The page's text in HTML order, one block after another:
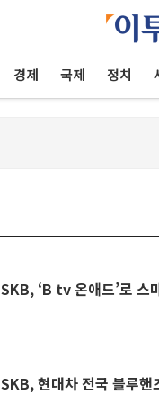
경제 국제 정치
SKB, ‘B tv 온애드’로 스
SKB, 현대차 전국 블루핸